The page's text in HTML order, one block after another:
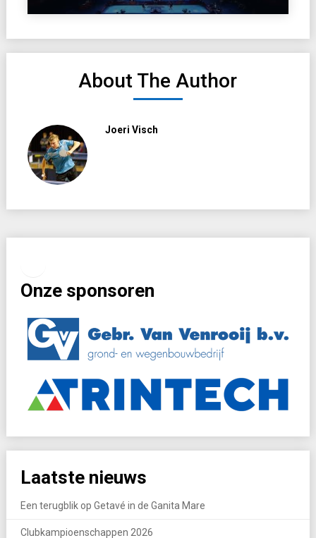
About The Author
Joeri Visch
Onze sponsoren
Laatste nieuws
Een terugblik op Getavé in de Ganita Mare
Clubkampioenschappen 2026